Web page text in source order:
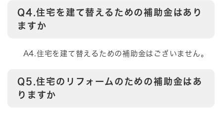
Q4.住宅を建て替えるための補助金はあり
ますか
A4.住宅を建て替えるための補助金はございません。
Q5.住宅のリフォームのための補助金はあ
りますか